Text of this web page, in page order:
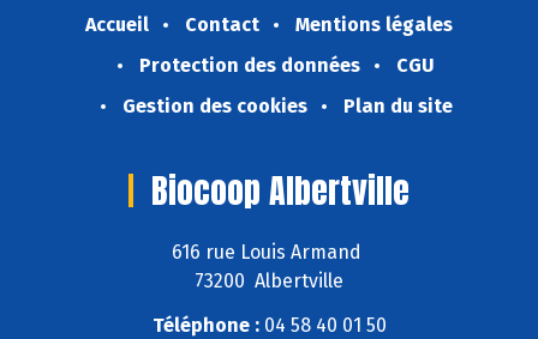
Accueil Contact
Mentions légales
Protection des données
CGU
Gestion des cookies
Plan du site
Biocoop Albertville
616 rue Louis Armand
73200 Albertville
Téléphone :04 58 40 01 50